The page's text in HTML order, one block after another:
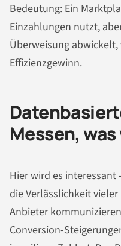
Bedeutung: Ein
Einzahlungen nutzt,
Überweisung
Effizienzgewinn.
Messen,
Hier wird es
die Verlässlichkeit
Anbieter
Conversion-